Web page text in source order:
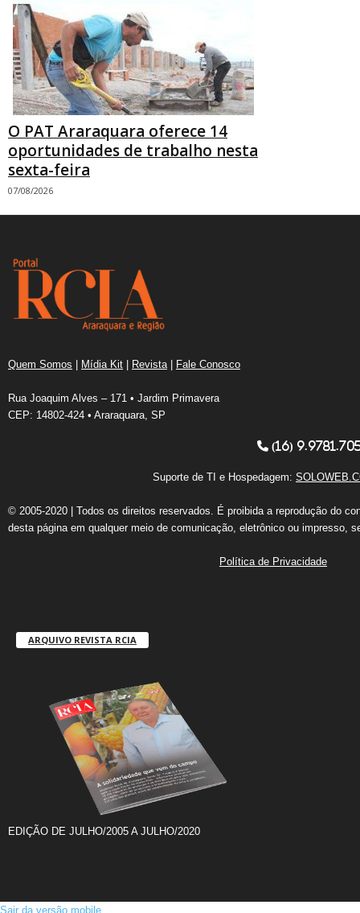
O PAT Araraquara oferece 14
oportunidades de trabalho nesta
sexta-feira
07/08/2026
Quem Somos | Mídia Kit | Revista | Fale Conosco
Rua Joaquim Alves – 171 • Jardim Primavera
CEP: 14802-424 • Araraquara, SP
(16)
Suporte de TI e Hospedagem:
© 2005-2020 | Todos os direitos reservados. É proibida a reprodução do
desta página em qualquer meio de comunicação, eletrônico ou impresso,
Política de Privacidade
ARQUIVO REVISTA RCIA
EDIÇÃO DE JULHO/2005 A JULHO/2020
Sair da versão mobile